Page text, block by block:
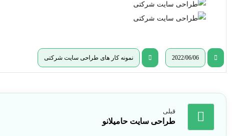
2022/06/06 نمونه کار های طراحی سایت شرکتی
قبلی
طراحی سایت حامیلانو